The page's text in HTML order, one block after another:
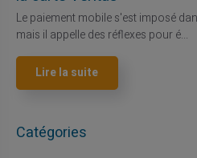
Le paiement mobile s'est imposé
mais il appelle des réflexes pour é...
Lire la suite
Catégories